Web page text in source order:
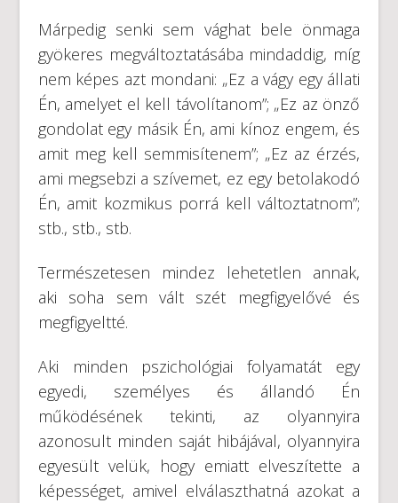
Márpedig senki sem vághat bele önmaga
gyökeres megváltoztatásába mindaddig, míg
nem képes azt mondani: „Ez a vágy egy állati
Én, amelyet el kell távolítanom”; „Ez az önző
gondolat egy másik Én, ami kínoz engem, és
amit meg kell semmisítenem”; „Ez az érzés,
ami megsebzi a szívemet, ez egy betolakodó
Én, amit kozmikus porrá kell változtatnom”;
stb., stb., stb.
Természetesen mindez lehetetlen annak,
aki soha sem vált szét megfigyelővé és
megfigyeltté.
Aki minden pszichológiai folyamatát egy
egyedi, személyes és állandó Én
működésének tekinti, az olyannyira
azonosult minden saját hibájával, olyannyira
egyesült velük, hogy emiatt elveszítette a
képességet, amivel elválaszthatná azokat a